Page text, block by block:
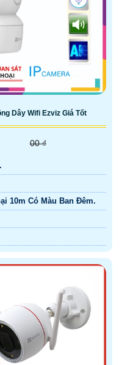
Dây Wifi Ezviz Giá Tốt
00 ₫
10m Có Màu Ban Ðêm.